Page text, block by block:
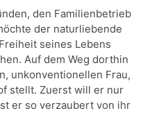
den Familienbetrieb
der naturliebende
seines Lebens
Auf dem Weg dorthin
unkonventionellen Frau,
stellt. Zuerst will er nur
er so verzaubert von ihr